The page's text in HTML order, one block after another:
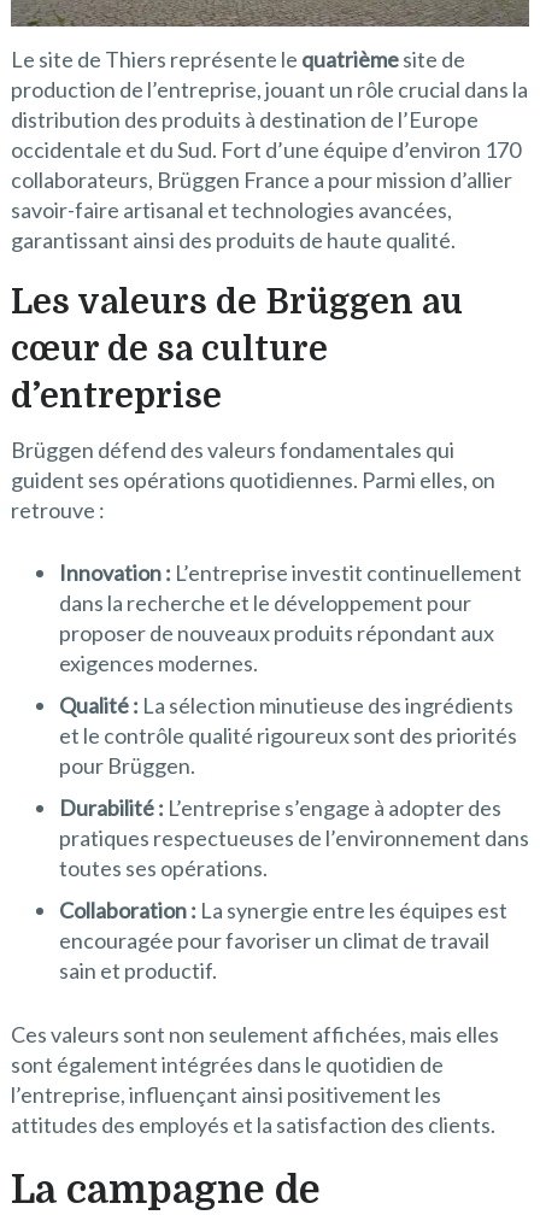
Le site de Thiers représente le quatrièmesite de
production de l’entreprise, jouant un rôle crucial dans la
distribution des produits à destination de l’Europe
occidentale et du Sud. Fort d’une équipe d’environ 170
collaborateurs, Brüggen France a pour mission d’allier
savoir-faire artisanal et technologies avancées,
garantissant ainsi des produits de haute qualité.
Les valeurs de Brüggen au
cœur de sa culture
d’entreprise
Brüggen défend des valeurs fondamentales qui
guident ses opérations quotidiennes. Parmi elles, on
retrouve :
Innovation : L’entreprise investit continuellement
dans la recherche et le développement pour
proposer de nouveaux produits répondant aux
exigences modernes.
Qualité : La sélection minutieuse des ingrédients
et le contrôle qualité rigoureux sont des priorités
pour Brüggen.
Durabilité : L’entreprise s’engage à adopter des
pratiques respectueuses de l’environnement dans
toutes ses opérations.
Collaboration : La synergie entre les équipes est
encouragée pour favoriser un climat de travail
sain et productif.
Ces valeurs sont non seulement affichées, mais elles
sont également intégrées dans le quotidien de
l’entreprise, influençant ainsi positivement les
attitudes des employés et la satisfaction des clients.
La campagne de